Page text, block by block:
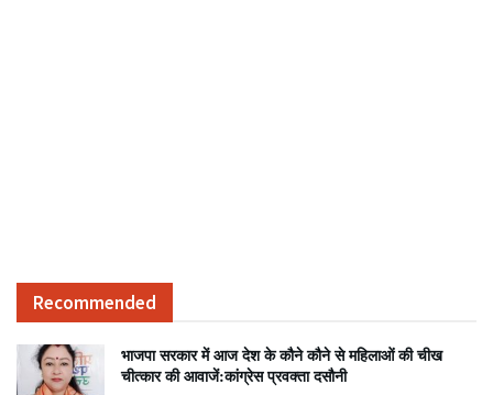
Recommended
भाजपा सरकार में आज देश के कौने कौने से महिलाओं की चीख
चीत्कार की आवाजें:कांग्रेस प्रवक्ता दसौनी